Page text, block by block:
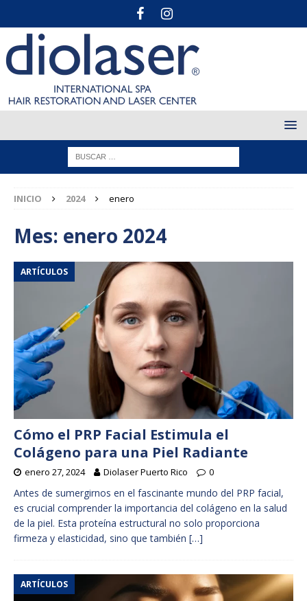
INICIO 2024 enero
Mes: enero 2024
ARTÍCULOS
Cómo el PRP Facial Estimula el
Colágeno para una Piel Radiante
enero 27, 2024 Diolaser Puerto Rico 0
Antes de sumergirnos en el fascinante mundo del PRP facial,
es crucial comprender la importancia del colágeno en la salud
de la piel. Esta proteína estructural no solo proporciona
firmeza y elasticidad, sino que también […]
ARTÍCULOS